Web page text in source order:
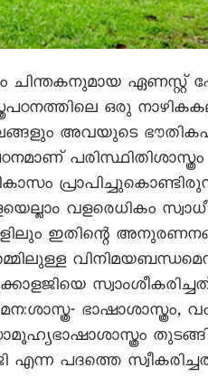
ഏണസ്റ്റ്
ഒരു
അവയുടെ
വളരെധികം
ഇതിന്റെ
സ്വാംശീകരിച്ചത്
ഭാഷാശാസ്ത്രം,
പദത്തെ